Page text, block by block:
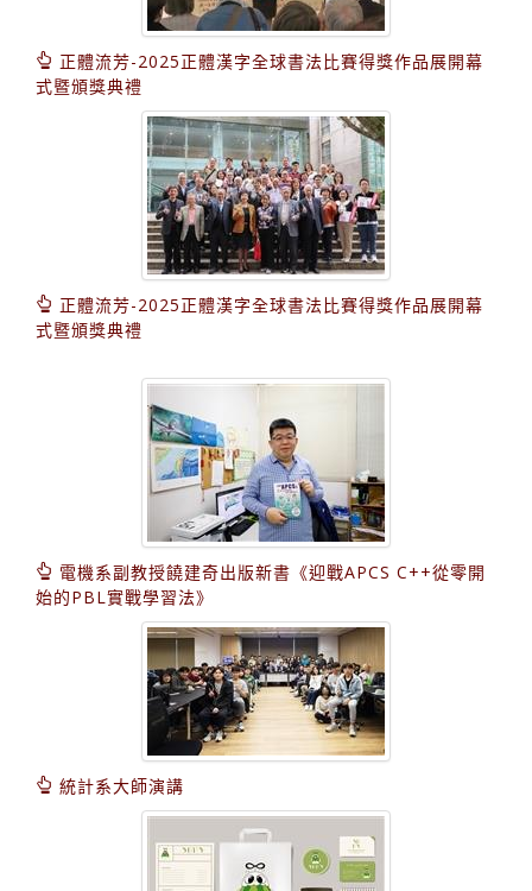
正體流芳-2025正體漢字全球書法比賽得獎作品展開幕
式暨頒獎典禮
正體流芳-2025正體漢字全球書法比賽得獎作品展開幕
式暨頒獎典禮
電機系副教授饒建奇出版新書《迎戰APCS C++從零開
始的PBL實戰學習法》
統計系大師演講